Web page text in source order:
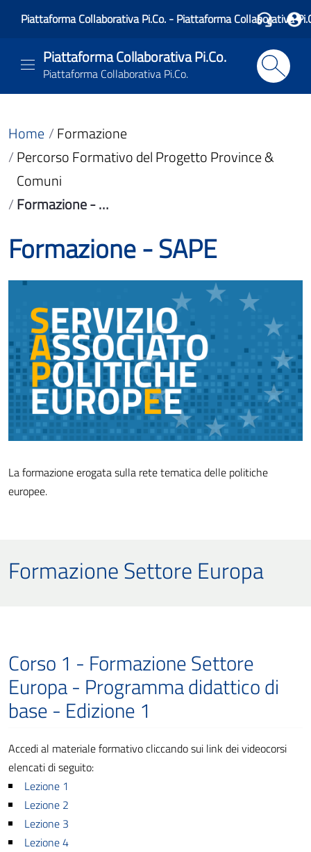
Piattaforma Collaborativa Pi.Co. - Piattaforma Collaborativa
Piattaforma Collaborativa Pi.Co.
Piattaforma Collaborativa Pi.Co.
Home
Formazione
Percorso Formativo del Progetto Province &
Comuni
Formazione - SAPE
Formazione - SAPE
La formazione erogata sulla rete tematica delle politiche
europee.
Formazione Settore Europa
Corso 1 - Formazione Settore
Europa - Programma didattico di
base - Edizione 1
Accedi al materiale formativo cliccando sui link dei videocorsi
elencati di seguito:
Lezione 1
Lezione 2
Lezione 3
Lezione 4